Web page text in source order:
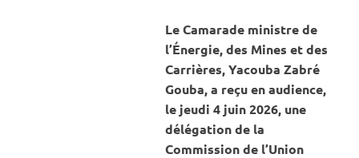
Le Camarade ministre de
l’Énergie, des Mines et des
Carrières, Yacouba Zabré
Gouba, a reçu en audience,
le jeudi 4 juin 2026, une
délégation de la
Commission de l’Union